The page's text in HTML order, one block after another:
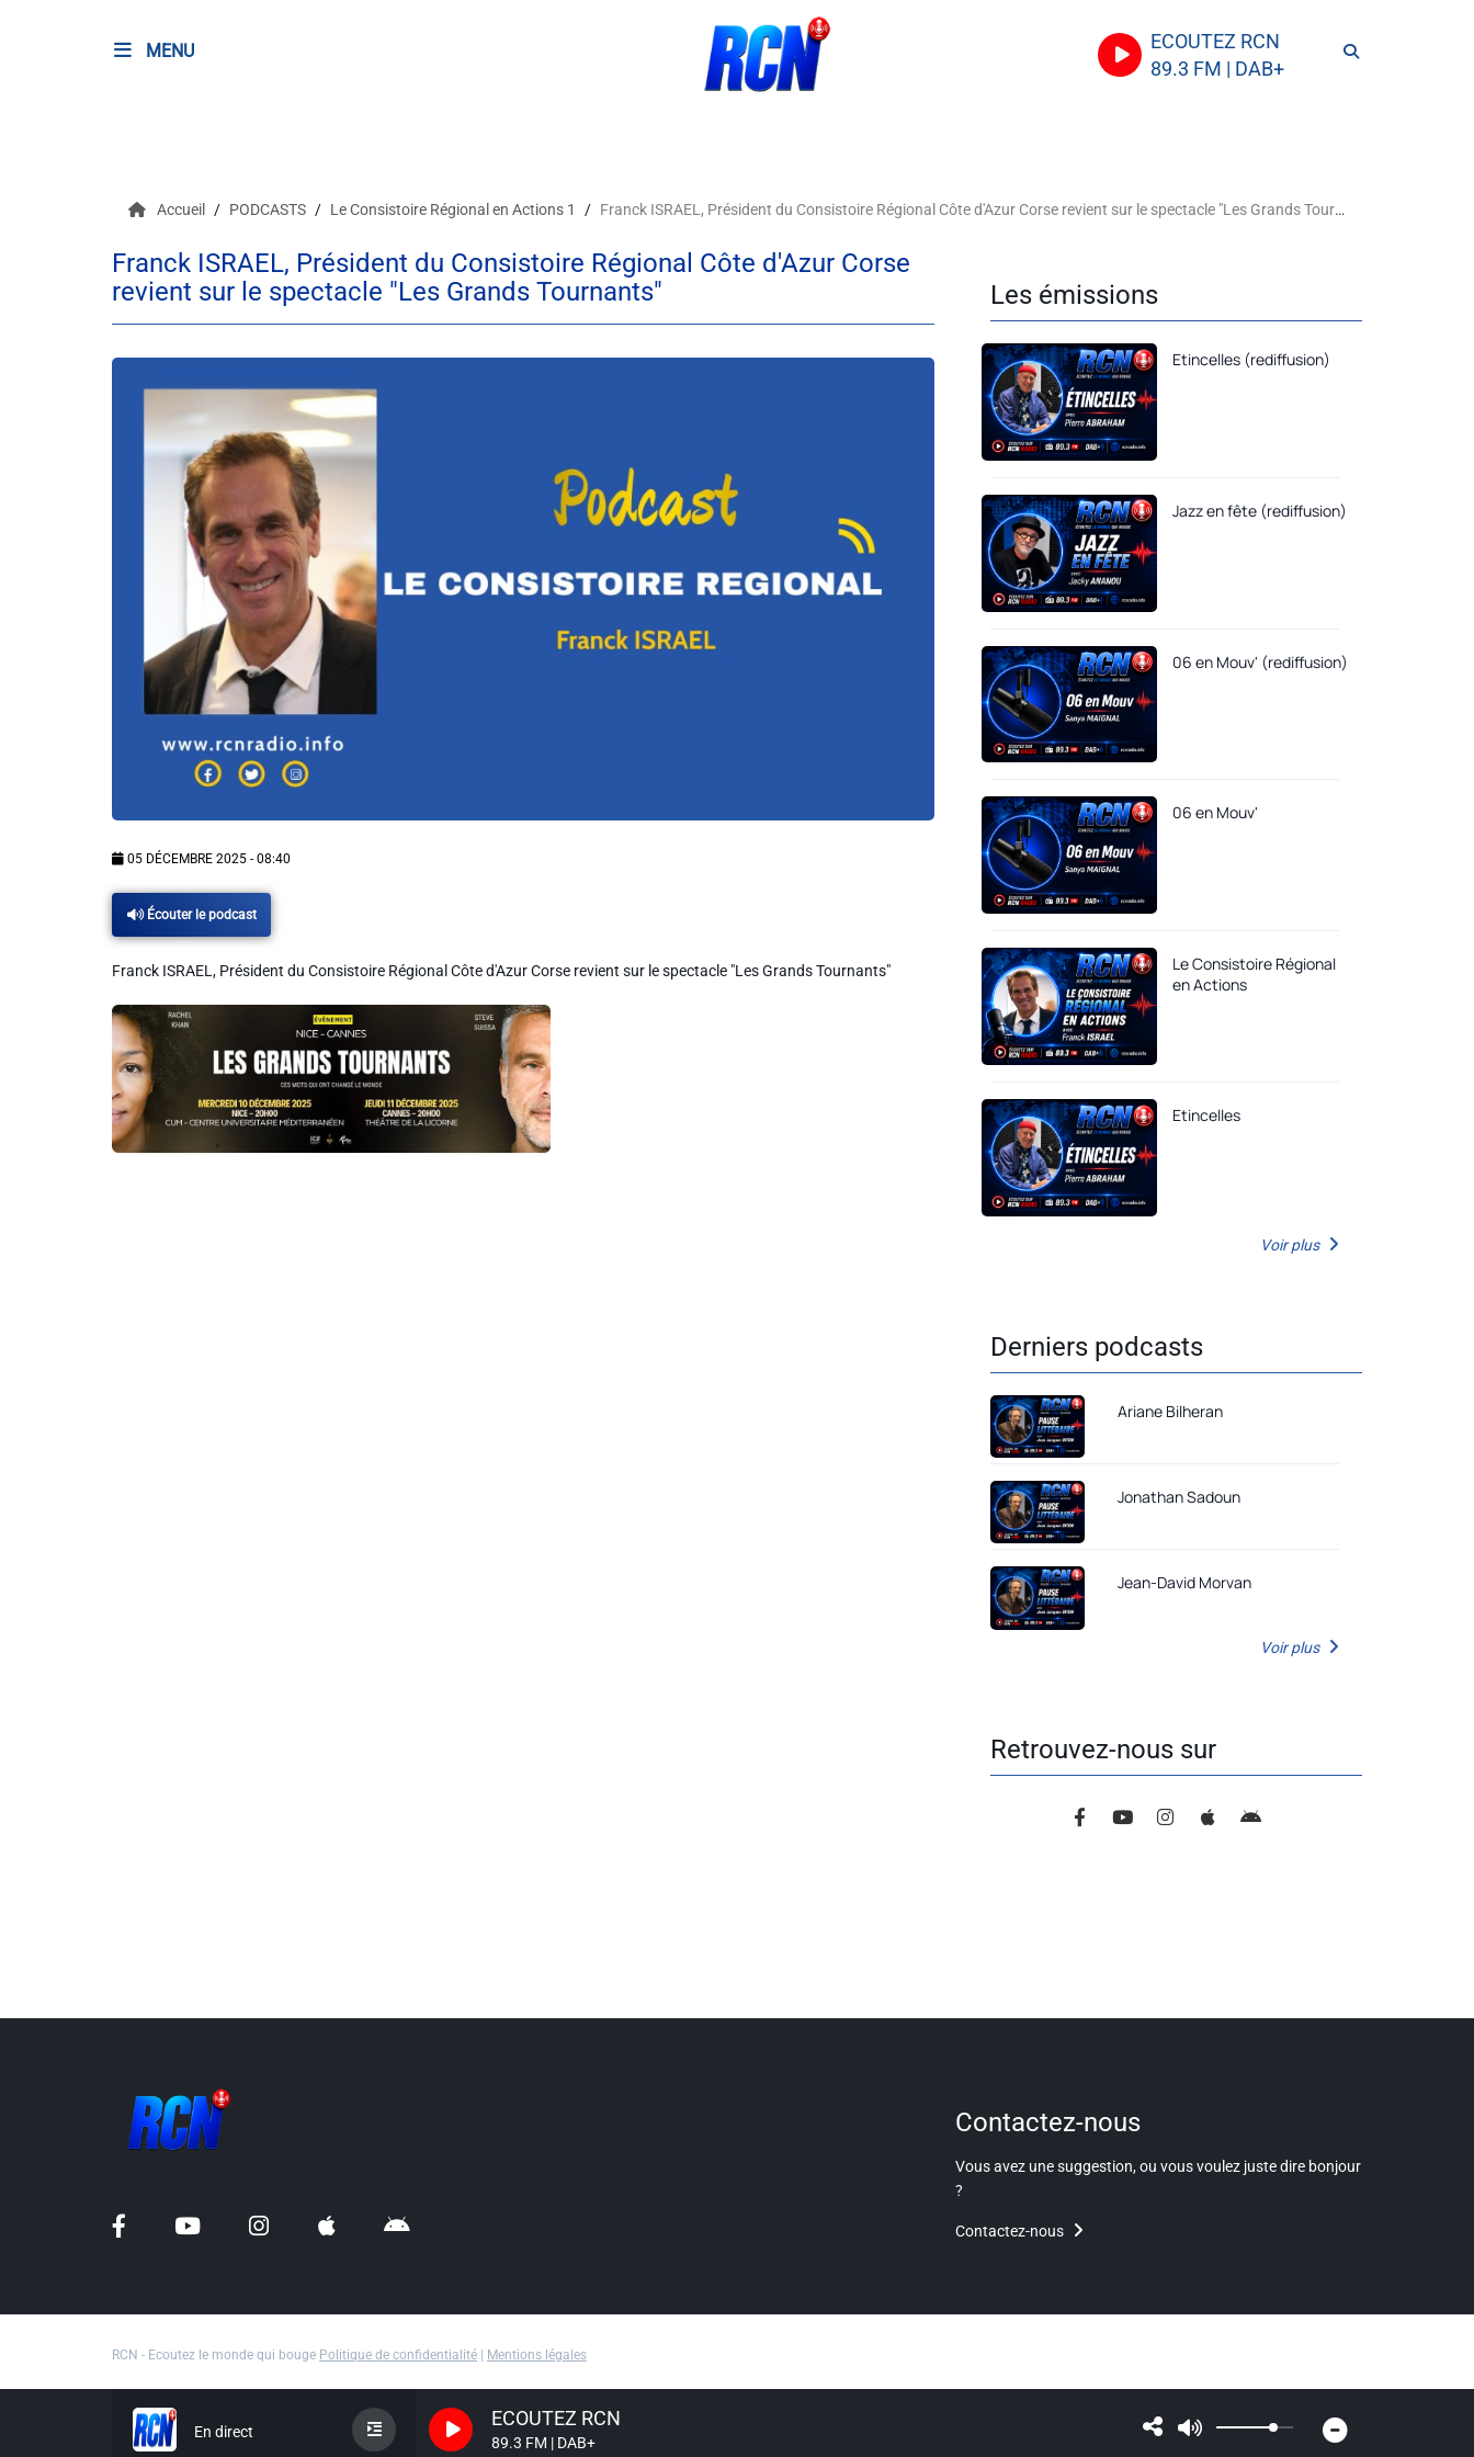
MENU
ECOUTEZ RCN
89.3 FM | DAB+
En direct
ECOUTEZ RCN
89.3 FM | DAB+
Faire un don
Issa Nissa OGC Nice
Vidéos / Clips
Ecrire à RCN
Liens utiles
Shabbat Project
Métropole Nice Côte d'Azur
Accueil PODCASTS Le Consistoire Régional en Actions 1 Franck ISRAEL, Président du Consistoire Régional Côte d'Azur Corse revient sur le spectacle "Les Grands Tournants"
Franck ISRAEL, Président du Consistoire Régional Côte d'Azur Corse
revient sur le spectacle "Les Grands Tournants"
05 DÉCEMBRE 2025 - 08:40
Écouter le podcast
Franck ISRAEL, Président du Consistoire Régional Côte d'Azur Corse revient sur le spectacle "Les Grands Tournants"
Les émissions
Etincelles (rediffusion)
Jazz en fête (rediffusion)
06 en Mouv' (rediffusion)
06 en Mouv'
Le Consistoire Régional
en Actions
Etincelles
Voir plus
Derniers podcasts
Ariane Bilheran
Jonathan Sadoun
Jean-David Morvan
Voir plus
Retrouvez-nous sur
Contactez-nous
Vous avez une suggestion, ou vous voulez juste dire bonjour
?
Contactez-nous
RCN - Ecoutez le monde qui bouge Politique de confidentialité | Mentions légales